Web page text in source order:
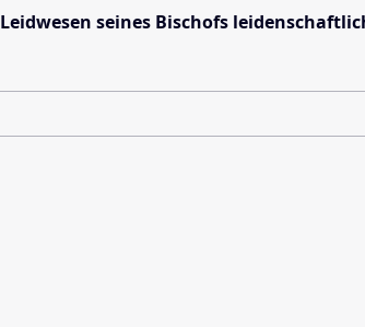
seines Bischofs